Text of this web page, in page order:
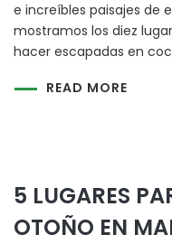
e increíbles paisajes de
mostramos los diez
hacer escapadas en
READ MORE
5 LUGARES
OTOÑO EN